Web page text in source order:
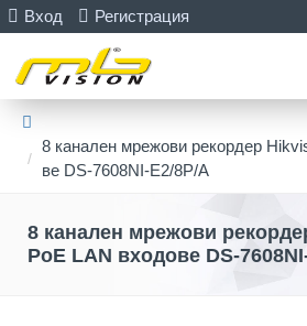
Вход Регистрация
8 канален мрежови рекордер
ве DS-7608NI-E2/8P/A
8 канален мрежови
PoE LAN входове DS-